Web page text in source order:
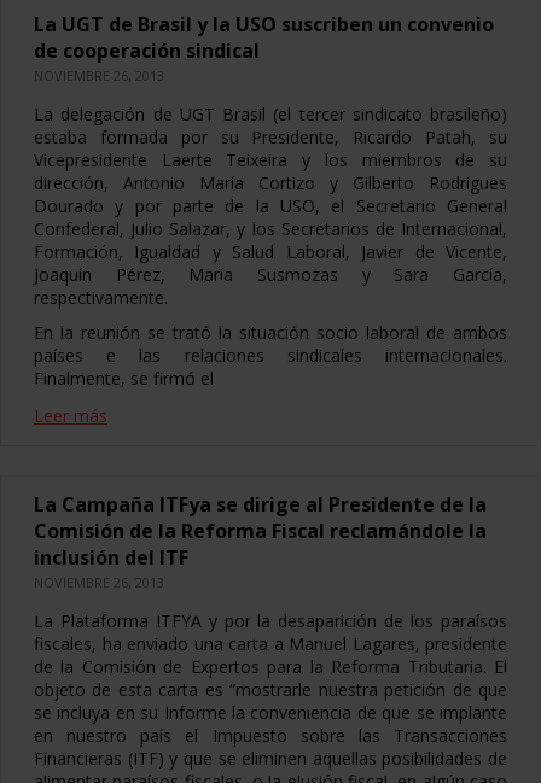
La UGT de Brasil y la USO suscriben un convenio
de cooperación sindical
NOVIEMBRE 26, 2013
La delegación de UGT Brasil (el tercer sindicato brasileño)
estaba formada por su Presidente, Ricardo Patah, su
Vicepresidente Laerte Teixeira y los miembros de su
dirección, Antonio María Cortizo y Gilberto Rodrigues
Dourado y por parte de la USO, el Secretario General
Confederal, Julio Salazar, y los Secretarios de Internacional,
Formación, Igualdad y Salud Laboral, Javier de Vicente,
Joaquín Pérez, María Susmozas y Sara García,
respectivamente.
En la reunión se trató la situación socio laboral de ambos
países e las relaciones sindicales internacionales.
Finalmente, se firmó el
Leer más
La Campaña ITFya se dirige al Presidente de la
Comisión de la Reforma Fiscal reclamándole la
inclusión del ITF
NOVIEMBRE 26, 2013
La Plataforma ITFYA y por la desaparición de los paraísos
fiscales, ha enviado una carta a Manuel Lagares, presidente
de la Comisión de Expertos para la Reforma Tributaria. El
objeto de esta carta es “mostrarle nuestra petición de que
se incluya en su Informe la conveniencia de que se implante
en nuestro país el Impuesto sobre las Transacciones
Financieras (ITF) y que se eliminen aquellas posibilidades de